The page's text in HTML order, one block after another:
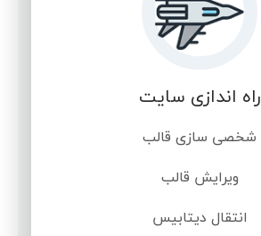
راه اندازی سایت
شخصی سازی قالب
ویرایش قالب
انتقال دیتابیس